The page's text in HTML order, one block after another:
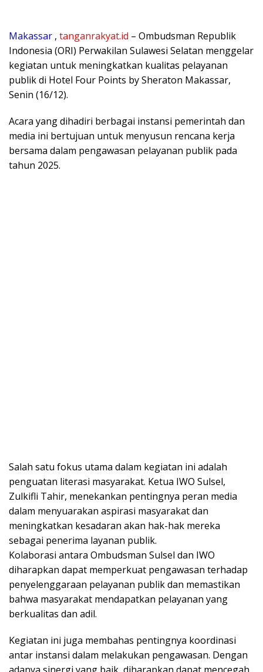
Makassar , tanganrakyat.id – Ombudsman Republik
Indonesia (ORI) Perwakilan Sulawesi Selatan menggelar
kegiatan untuk meningkatkan kualitas pelayanan
publik di Hotel Four Points by Sheraton Makassar,
Senin (16/12).
Acara yang dihadiri berbagai instansi pemerintah dan
media ini bertujuan untuk menyusun rencana kerja
bersama dalam pengawasan pelayanan publik pada
tahun 2025.
Salah satu fokus utama dalam kegiatan ini adalah
penguatan literasi masyarakat. Ketua IWO Sulsel,
Zulkifli Tahir, menekankan pentingnya peran media
dalam menyuarakan aspirasi masyarakat dan
meningkatkan kesadaran akan hak-hak mereka
sebagai penerima layanan publik.
Kolaborasi antara Ombudsman Sulsel dan IWO
diharapkan dapat memperkuat pengawasan terhadap
penyelenggaraan pelayanan publik dan memastikan
bahwa masyarakat mendapatkan pelayanan yang
berkualitas dan adil.
Kegiatan ini juga membahas pentingnya koordinasi
antar instansi dalam melakukan pengawasan. Dengan